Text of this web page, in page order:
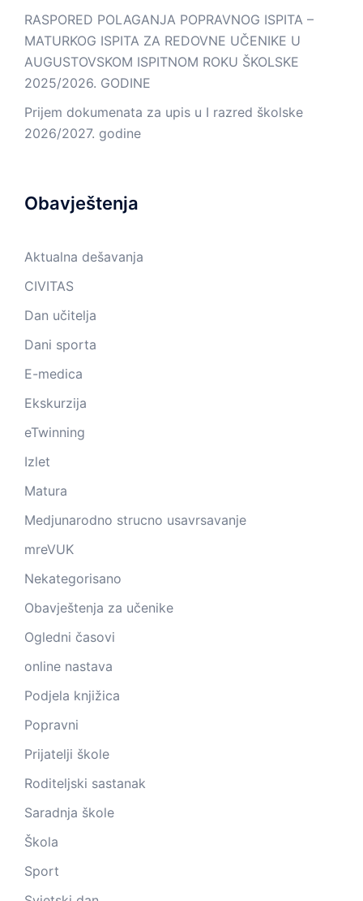
RASPORED POLAGANJA POPRAVNOG ISPITA –
MATURKOG ISPITA ZA REDOVNE UČENIKE U
AUGUSTOVSKOM ISPITNOM ROKU ŠKOLSKE
2025/2026. GODINE
Prijem dokumenata za upis u I razred školske
2026/2027. godine
Obavještenja
Aktualna dešavanja
CIVITAS
Dan učitelja
Dani sporta
E-medica
Ekskurzija
eTwinning
Izlet
Matura
Medjunarodno strucno usavrsavanje
mreVUK
Nekategorisano
Obavještenja za učenike
Ogledni časovi
online nastava
Podjela knjižica
Popravni
Prijatelji škole
Roditeljski sastanak
Saradnja škole
Škola
Sport